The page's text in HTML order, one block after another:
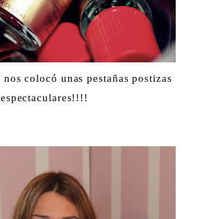
nos colocó unas pestañas postizas
espectaculares!!!!